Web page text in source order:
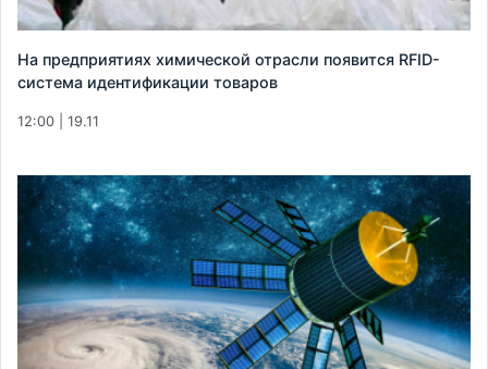
На предприятиях химической отрасли появится RFID-
система идентификации товаров
12:00 | 19.11